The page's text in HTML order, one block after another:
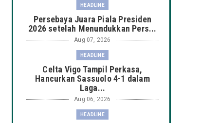
HEADLINE
Persebaya Juara Piala Presiden
2026 setelah Menundukkan Pers...
Aug 07, 2026
HEADLINE
Celta Vigo Tampil Perkasa,
Hancurkan Sassuolo 4-1 dalam
Laga...
Aug 06, 2026
HEADLINE